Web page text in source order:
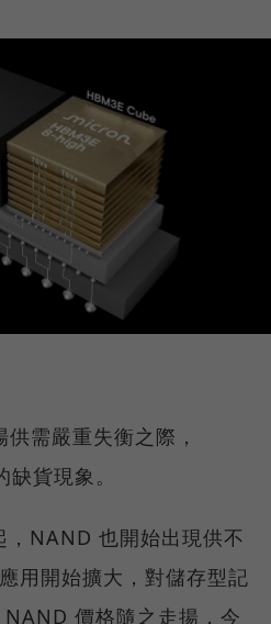
需嚴重失衡之際，
貨現象。
NAND 也開始出現供不
用開始擴大，對儲存型記
價格隨之走揚，今